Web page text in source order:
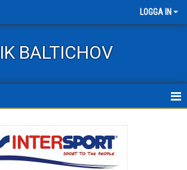
LOGGA IN
IK BALTICHOV